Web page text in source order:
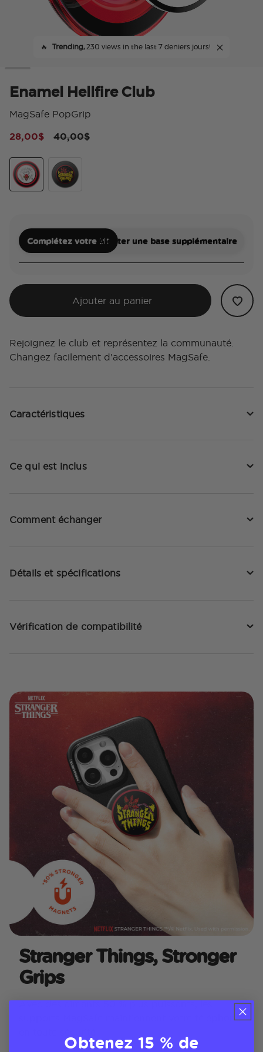
🔥 Trending,230 views in the last 7 deniers jours!
Enamel Hellfire Club
MagSafe PopGrip
Price reduced from
40,00$to
28,00$
Complétez votre kitAjouter une base supplémentaire
Ajouter au panier
Rejoignez le club et représentez la communauté.
Changez facilement d'accessoires MagSafe.
Caractéristiques
Ce qui est inclus
Comment échanger
Détails et spécifications
Vérification de compatibilité
Stranger Things, Stronger
Grips
Avec des aimants 50 % plus puissants, les
supports MagSafe maintiennent votre téléphone
Obtenez 15 % de